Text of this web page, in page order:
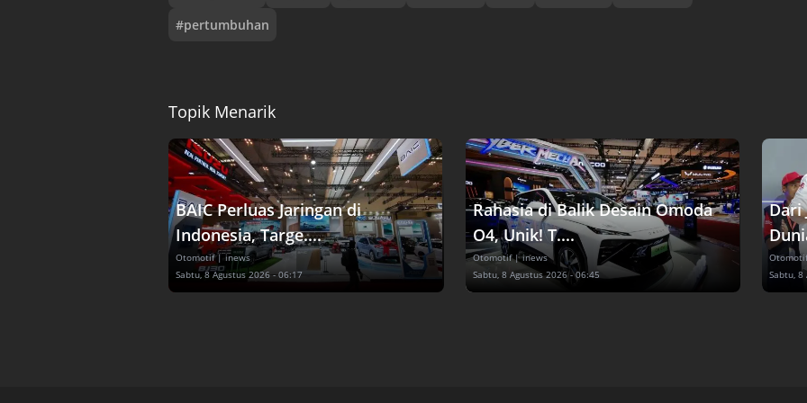
#pertumbuhan
Topik Menarik
BAIC Perluas Jaringan di
Indonesia, Targe....
Otomotif | inews
Sabtu, 8 Agustus 2026 - 06:17
Rahasia di Balik Desain Omoda
O4, Unik! T....
Otomotif | inews
Sabtu, 8 Agustus 2026 - 06:45
Dari
Sabtu, 8